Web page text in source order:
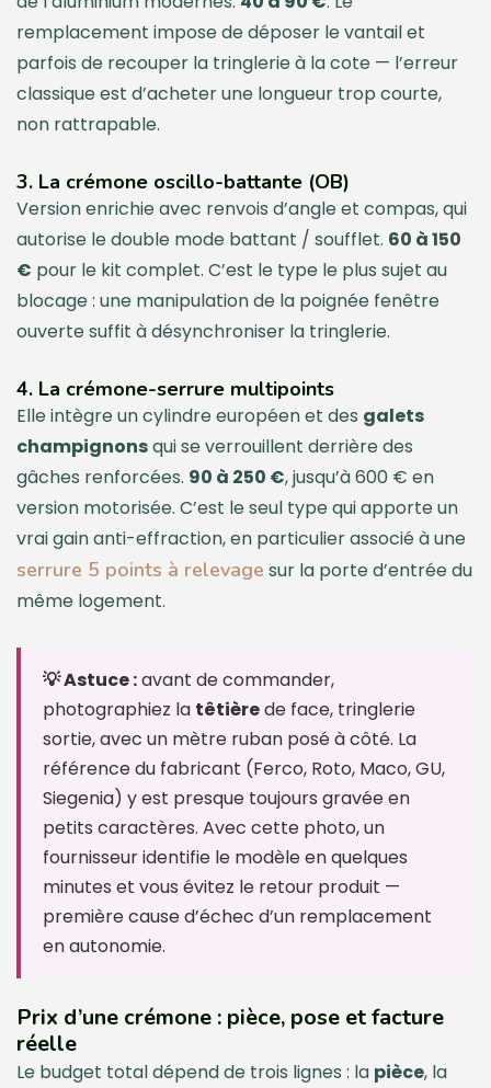
remplacement impose de déposer le vantail et
parfois de recouper la tringlerie à la cote — l’erreur
classique est d’acheter une longueur trop courte,
non rattrapable.
3. La crémone oscillo-battante (OB)
Version enrichie avec renvois d’angle et compas, qui
autorise le double mode battant / soufflet. 60 à 150
€ pour le kit complet. C’est le type le plus sujet au
blocage : une manipulation de la poignée fenêtre
ouverte suffit à désynchroniser la tringlerie.
4. La crémone-serrure multipoints
Elle intègre un cylindre européen et des galets
champignonsqui se verrouillent derrière des
gâches renforcées. 90 à 250 €, jusqu’à 600 € en
version motorisée. C’est le seul type qui apporte un
vrai gain anti-effraction, en particulier associé à une
serrure 5 points à relevage sur la porte d’entrée du
même logement.
💡 Astuce :avant de commander,
photographiez la têtièrede face, tringlerie
sortie, avec un mètre ruban posé à côté. La
référence du fabricant (Ferco, Roto, Maco, GU,
Siegenia) y est presque toujours gravée en
petits caractères. Avec cette photo, un
fournisseur identifie le modèle en quelques
minutes et vous évitez le retour produit —
première cause d’échec d’un remplacement
en autonomie.
Prix d’une crémone : pièce, pose et facture
réelle
Le budget total dépend de trois lignes : la pièce, la